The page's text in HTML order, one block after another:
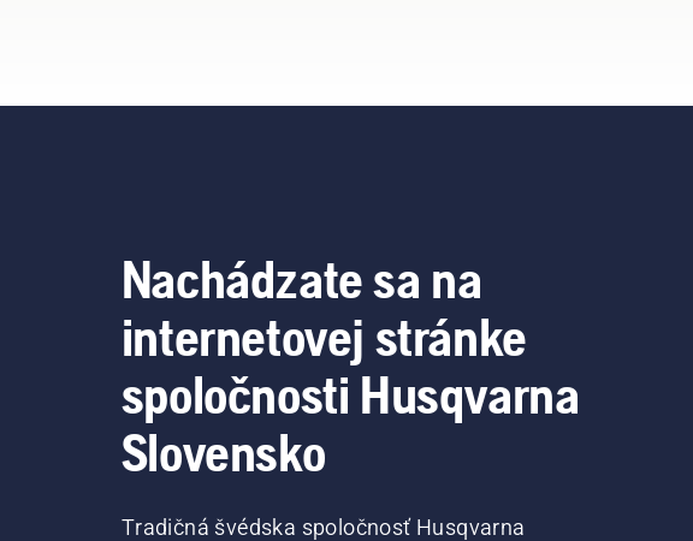
Nachádzate sa na
internetovej stránke
spoločnosti Husqvarna
Slovensko
Tradičná švédska spoločnosť Husqvarna